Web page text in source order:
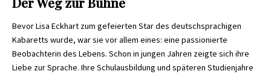
Bevor Lisa Eckhart zum gefeierten Star des deutschsprachigen
Kabaretts wurde, war sie vor allem eines: eine passionierte
Beobachterin des Lebens. Schon in jungen Jahren zeigte sich ihre
Liebe zur Sprache. Ihre Schulausbildung und späteren Studienjahre